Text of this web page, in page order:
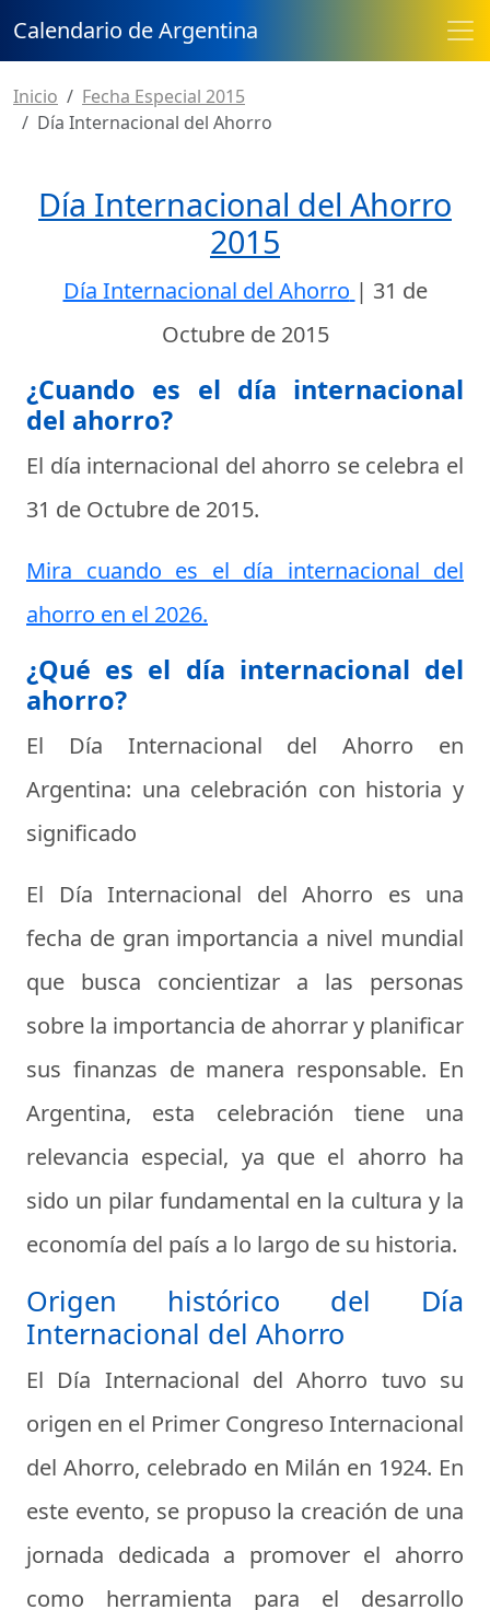
Calendario de Argentina
Inicio
Fecha Especial 2015
Día Internacional del Ahorro
Día Internacional del Ahorro
2015
Día Internacional del Ahorro | 31 de
Octubre de 2015
¿Cuando es el día internacional
del ahorro?
El día internacional del ahorro se celebra el
31 de Octubre de 2015.
Mira cuando es el día internacional del
ahorro en el 2026.
¿Qué es el día internacional del
ahorro?
El Día Internacional del Ahorro en
Argentina: una celebración con historia y
significado
El Día Internacional del Ahorro es una
fecha de gran importancia a nivel mundial
que busca concientizar a las personas
sobre la importancia de ahorrar y planificar
sus finanzas de manera responsable. En
Argentina, esta celebración tiene una
relevancia especial, ya que el ahorro ha
sido un pilar fundamental en la cultura y la
economía del país a lo largo de su historia.
Origen histórico del Día
Internacional del Ahorro
El Día Internacional del Ahorro tuvo su
origen en el Primer Congreso Internacional
del Ahorro, celebrado en Milán en 1924. En
este evento, se propuso la creación de una
jornada dedicada a promover el ahorro
como herramienta para el desarrollo